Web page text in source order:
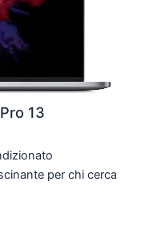
13
per chi cerca